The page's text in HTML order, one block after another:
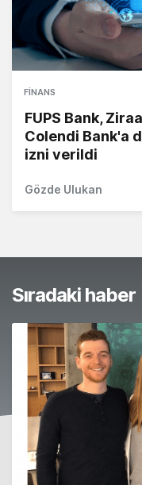
FINANS
FUPS Bank,
Colendi Bank'a
izni verildi
Gözde Ulukan
Sıradaki haber